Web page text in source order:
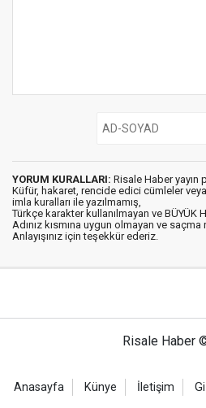
YORUM KURALLARI: Risale Haber yayın
Küfür, hakaret, rencide edici cümleler veya
imla kuralları ile yazılmamış,
Türkçe karakter kullanılmayan ve BÜYÜK
Adınız kısmına uygun olmayan ve
Anlayışınız için teşekkür ederiz.
Risale Haber
Anasayfa Künye İletişim